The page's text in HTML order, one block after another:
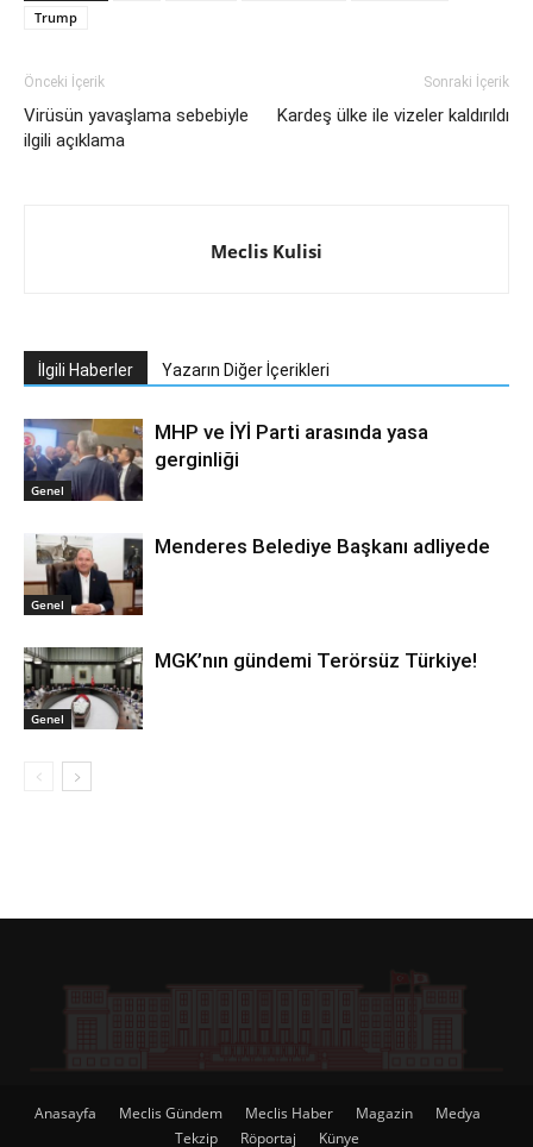
Trump
Önceki İçerik
Virüsün yavaşlama sebebiyle
ilgili açıklama
Sonraki İçerik
Kardeş ülke ile vizeler kaldırıldı
Meclis Kulisi
İlgili Haberler Yazarın Diğer İçerikleri
Genel
MHP ve İYİ Parti arasında yasa
gerginliği
Genel
Menderes Belediye Başkanı adliyede
Genel
MGK’nın gündemi Terörsüz Türkiye!
Anasayfa Meclis Gündem Meclis Haber Magazin
Medya
Tekzip
Röportaj Künye